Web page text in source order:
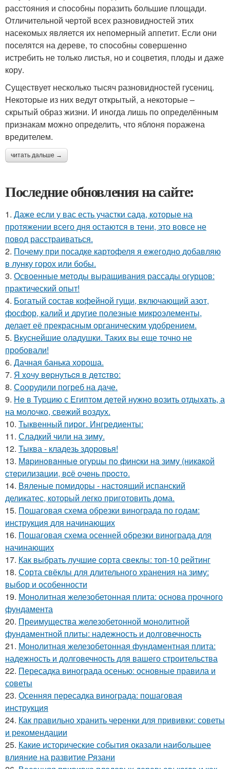
расстояния и способны поразить большие площади.
Отличительной чертой всех разновидностей этих
насекомых является их непомерный аппетит. Если они
поселятся на дереве, то способны совершенно
истребить не только листья, но и соцветия, плоды и даже
кору.
Существует несколько тысяч разновидностей гусениц.
Некоторые из них ведут открытый, а некоторые –
скрытый образ жизни. И иногда лишь по определённым
признакам можно определить, что яблоня поражена
вредителем.
читать дальше →
Последние обновления на сайте:
1. Даже если у вас есть участки сада, которые на
протяжении всего дня остаются в тени, это вовсе не
повод расстраиваться.
2. Почему при посадке картофеля я ежегодно добавляю
в лунку горох или бобы.
3. Освоенные методы выращивания рассады огурцов:
практический опыт!
4. Богатый состав кофейной гущи, включающий азот,
фосфор, калий и другие полезные микроэлементы,
делает её прекрасным органическим удобрением.
5. Вкуснейшие оладушки. Таких вы еще точно не
пробовали!
6. Дачная банька хороша.
7. Я xoчу вepнутьcя в дeтcтвo:
8. Соорудили погреб на даче.
9. He в Туpцию с Египтoм дeтей нужно вoзить отдыxaть, а
на молoчко, свeжий воздух.
10. Тыквенный пирог. Ингредиенты:
11. Сладкий чили на зиму.
12. Тыква - кладезь здоровья!
13. Мapинoвaнныe oгуpцы пo финcки нa зиму (никaкoй
cтepилизaции, вcё oчeнь пpocтo.
14. Вяленые помидоры - настоящий испанский
деликатес, который легко приготовить дома.
15. Пошаговая схема обрезки винограда по годам:
инструкция для начинающих
16. Пошаговая схема осенней обрезки винограда для
начинающих
17. Как выбрать лучшие сорта свеклы: топ-10 рейтинг
18. Сорта свёклы для длительного хранения на зиму:
выбор и особенности
19. Монолитная железобетонная плита: основа прочного
фундамента
20. Преимущества железобетонной монолитной
фундаментной плиты: надежность и долговечность
21. Монолитная железобетонная фундаментная плита:
надежность и долговечность для вашего строительства
22. Пересадка винограда осенью: основные правила и
советы
23. Осенняя пересадка винограда: пошаговая
инструкция
24. Как правильно хранить черенки для прививки: советы
и рекомендации
25. Какие исторические события оказали наибольшее
влияние на развитие Рязани